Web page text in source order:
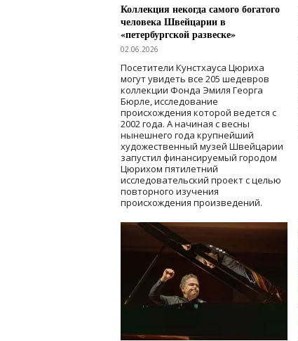
Коллекция некогда самого богатого
человека Швейцарии в
«петербургской развеске»
02.06.2026
Посетители Кунстхауса Цюриха
могут увидеть все 205 шедевров
коллекции Фонда Эмиля Георга
Бюрле, исследование
происхождения которой ведется с
2002 года. А начиная с весны
нынешнего года крупнейший
художественный музей Швейцарии
запустил финансируемый городом
Цюрихом пятилетний
исследовательский проект с целью
повторного изучения
происхождения произведений.